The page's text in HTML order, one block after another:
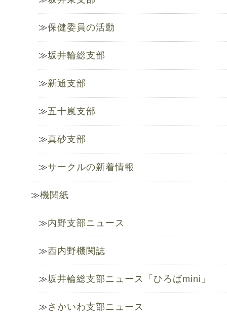
保健委員の活動
坂井輪総支部
新通支部
五十嵐支部
真砂支部
サークルの新着情報
機関紙
内野支部ニュース
西内野機関誌
坂井輪総支部ニュース「ひろばmini」
さかいわ支部ニュース